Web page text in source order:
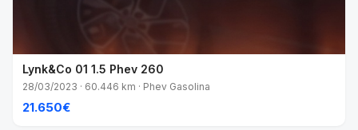
Lynk&Co 01 1.5 Phev 260
28/03/2023 · 60.446 km · Phev Gasolina
21.650€